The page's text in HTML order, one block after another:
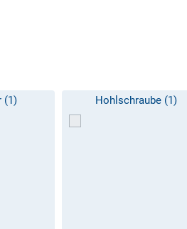
(1) Hohlschraube (1)